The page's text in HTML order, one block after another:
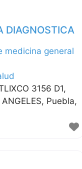
DIAGNOSTICA
medicina general
3156 D1,
Puebla